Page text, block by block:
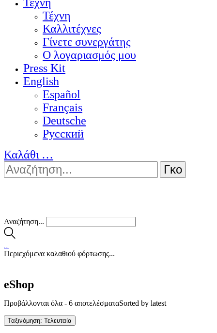
Τέχνη
Καλλιτέχνες
Γίνετε συνεργάτης
Ο λογαριασμός μου
Press Kit
English
Español
Français
Deutsche
Pусский
Καλάθι …
Αναζήτηση...
Περιεχόμενα καλαθιού φόρτωσης...
eShop
Προβάλλονται όλα - 6 αποτελέσματαSorted by latest
Ταξινόμηση: Τελευταία